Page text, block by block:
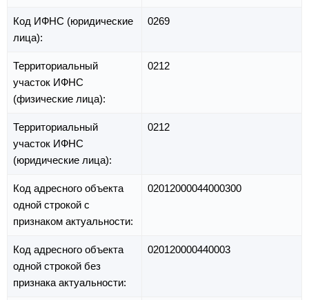
Код ИФНС (юридические
лица):
0269
Территориальный
участок ИФНС
(физические лица):
0212
Территориальный
участок ИФНС
(юридические лица):
0212
Код адресного объекта
одной строкой с
признаком актуальности:
02012000044000300
Код адресного объекта
одной строкой без
признака актуальности:
020120000440003